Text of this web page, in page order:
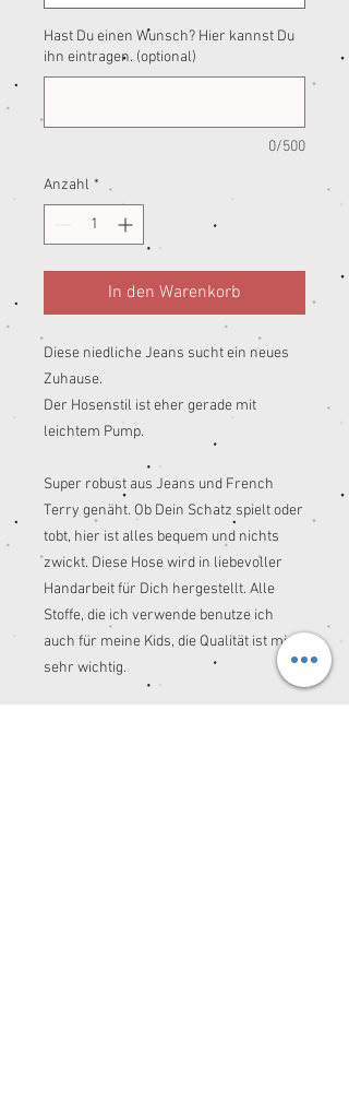
Hast Du einen Wunsch? Hier kannst Du
ihn eintragen. (optional)
0/500
Anzahl *
In den Warenkorb
Diese niedliche Jeans sucht ein neues
Zuhause.
Der Hosenstil ist eher gerade mit
leichtem Pump.
Super robust aus Jeans und French
Terry genäht. Ob Dein Schatz spielt oder
tobt, hier ist alles bequem und nichts
zwickt. Diese Hose wird in liebevoller
Handarbeit für Dich hergestellt. Alle
Stoffe, die ich verwende benutze ich
auch für meine Kids, die Qualität ist mir
sehr wichtig.